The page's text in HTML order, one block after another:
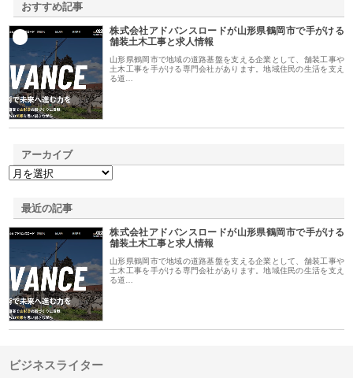
おすすめ記事
株式会社アドバンスロードが山形県鶴岡市で手がける
舗装土木工事と求人情報
山形県鶴岡市で地域の道路基盤を支える企業として、舗装工事や
土木工事を手がける専門会社があります。地域住民の生活を支え
る道…
アーカイブ
最近の記事
株式会社アドバンスロードが山形県鶴岡市で手がける
舗装土木工事と求人情報
山形県鶴岡市で地域の道路基盤を支える企業として、舗装工事や
土木工事を手がける専門会社があります。地域住民の生活を支え
る道…
ビジネスライター